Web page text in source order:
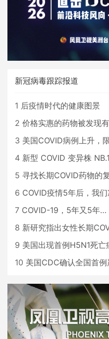
新冠病毒跟踪报道
1 后疫情时代的健康图景
2 价格实惠的药物被发现
3 美国COVID病例上升，
4 新型 COVID 变异株
5 寻找长期COVID药物的
6 COVID疫情5年后，我们准
7 COVID-19，5年又5年…
8 新研究指出女性长期COVID
9 美国出现首例H5N1死亡
10 美国CDC确认全国首例严